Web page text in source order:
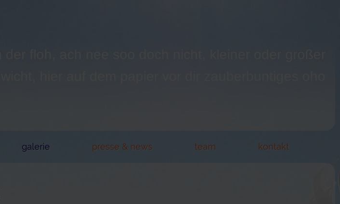
galerie presse & news team kontakt